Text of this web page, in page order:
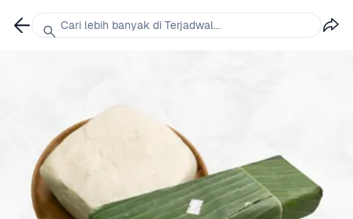
Cari lebih banyak di Terjadwal...